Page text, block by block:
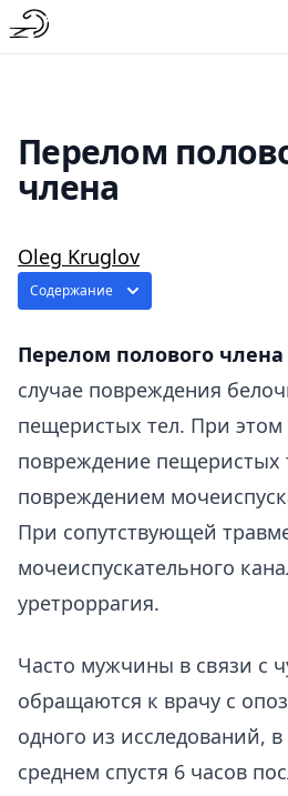
Перелом
члена
Oleg Kruglov
Содержание
Перелом полового члена
случае повреждения
пещеристых тел. При этом
повреждение пещеристых
повреждением
При сопутствующей
мочеиспускательного
уретроррагия.
Часто мужчины в связи с
обращаются к врачу с
одного из исследований, в
среднем спустя 6 часов